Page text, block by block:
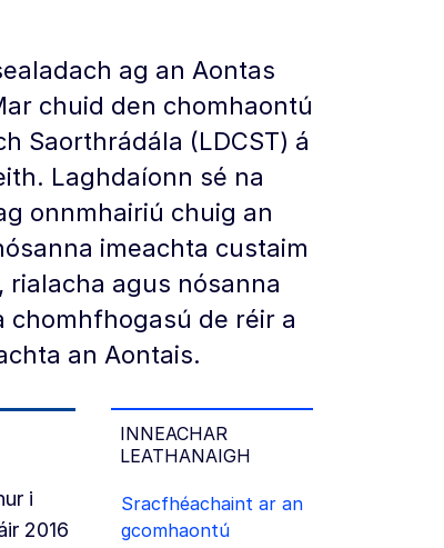
ag an Aontas
chuid den chomhaontú
Saorthrádála (LDCST) á
Laghdaíonn sé na
onnmhairiú chuig an
imeachta custaim
agus nósanna
chomhfhogasú de réir a
an Aontais.
INNEACHAR
LEATHANAIGH
Sracfhéachaint ar an
gcomhaontú
i
2016